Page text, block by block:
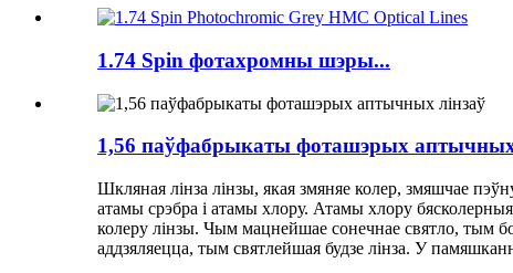
1.74 Spin фотахромны шэры...
1,56 паўфабрыкаты фоташэрых аптычных
Шкляная лінза лінзы, якая змяняе колер, змяшчае
атамы срэбра і атамы хлору. Атамы хлору
колеру лінзы. Чым мацнейшае сонечнае святло, тым
аддзяляецца, тым святлейшая будзе лінза. У